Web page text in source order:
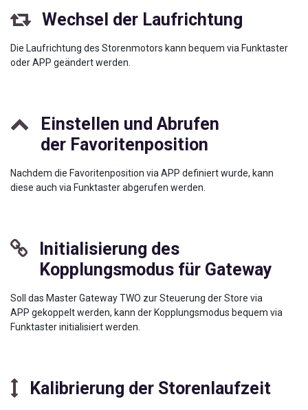
Wechsel der Laufrichtung
Die Laufrichtung des Storenmotors kann bequem via Funktaster
oder APP geändert werden.
Einstellen und Abrufen
der Favoritenposition
Nachdem die Favoritenposition via APP definiert wurde, kann
diese auch via Funktaster abgerufen werden.
Initialisierung des
Kopplungsmodus für Gateway
Soll das Master Gateway TWO zur Steuerung der Store via
APP gekoppelt werden, kann der Kopplungsmodus bequem via
Funktaster initialisiert werden.
Kalibrierung der Storenlaufzeit